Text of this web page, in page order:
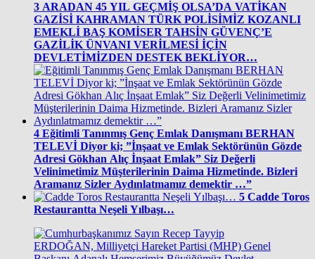
3 ARADAN 45 YIL GEÇMİŞ OLSA’DA VATİKAN
GAZİSİ KAHRAMAN TÜRK POLİSİMİZ KOZANLI
EMEKLİ BAŞ KOMİSER TAHSİN GÜVENÇ’E
GAZİLİK ÜNVANI VERİLMESİ İÇİN
DEVLETİMİZDEN DESTEK BEKLİYOR…
4 Eğitimli Tanınmış Genç Emlak Danışmanı BERHAN
TELEVİ Diyor ki; ”İnşaat ve Emlak Sektörünün Gözde
Adresi Gökhan Alıç İnşaat Emlak” Siz Değerli
Velinimetimiz Müşterilerinin Daima Hizmetinde. Bizleri
Aramanız Sizler Aydınlatmamız demektir …”
5 Cadde Toros
Restaurantta Neşeli Yılbaşı…